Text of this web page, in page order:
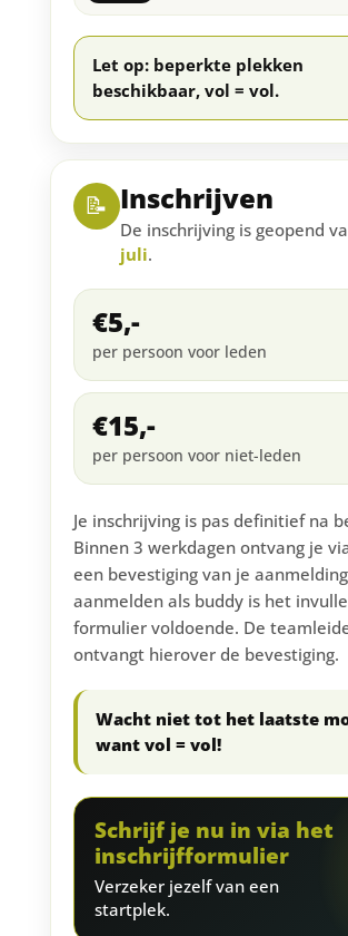
Let op: beperkte plekken
beschikbaar, vol = vol.
📝 Inschrijven
De inschrijving is geopend
juli.
€5,-
per persoon voor leden
€15,-
per persoon voor niet-leden
Je inschrijving is pas definitief na
Binnen 3 werkdagen ontvang je
een bevestiging van je
aanmelden als buddy is het
formulier voldoende. De
ontvangt hierover de bevestiging.
Wacht niet tot het laatste
want vol = vol!
Schrijf je nu in via het
inschrijfformulier
Verzeker jezelf van een
startplek.